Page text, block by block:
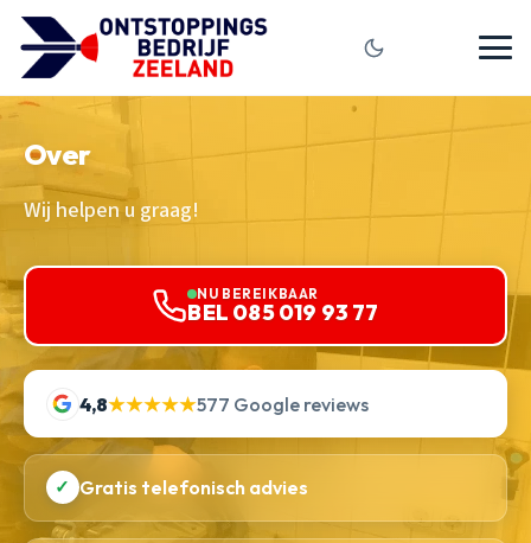
Over
Wij helpen u graag!
NU BEREIKBAAR
BEL 085 019 93 77
4,8★★★★★577 Google reviews
✓ Gratis telefonisch advies